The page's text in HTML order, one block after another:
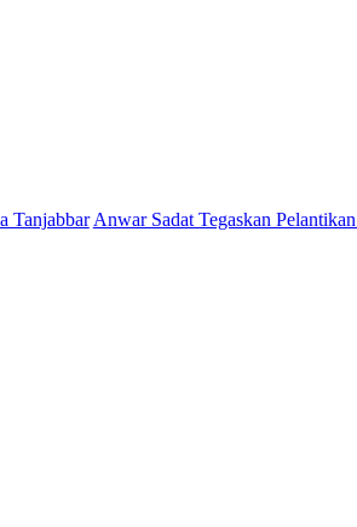
Anwar Sadat Tegaskan Pelantikan IPNU-